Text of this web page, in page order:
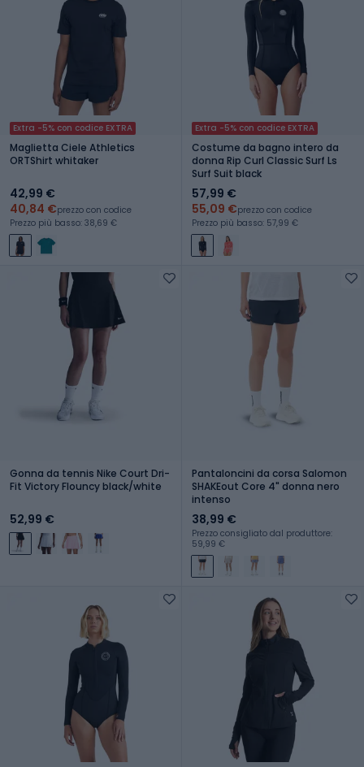
Extra -5% con codice EXTRA
Maglietta Ciele Athletics
ORTShirt whitaker
42,99 €
40,84 €prezzo con codice
Prezzo più basso: 38,69 €
Extra -5% con codice EXTRA
Costume da bagno intero da
donna Rip Curl Classic Surf Ls
Surf Suit black
57,99 €
55,09 €prezzo con codice
Prezzo più basso: 57,99 €
Gonna da tennis Nike Court Dri-
Fit Victory Flouncy black/white
52,99 €
Pantaloncini da corsa Salomon
SHAKEout Core 4" donna nero
intenso
38,99 €
Prezzo consigliato dal produttore:
59,99 €